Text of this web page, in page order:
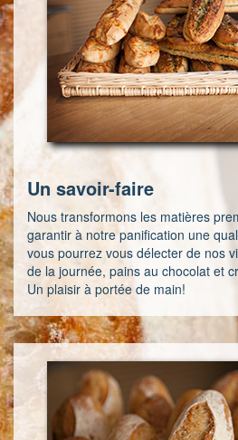
Un savoir-faire
Nous transformons les matières
garantir à notre panification une
vous pourrez vous délecter de nos
de la journée, pains au chocolat et
Un plaisir à portée de main!